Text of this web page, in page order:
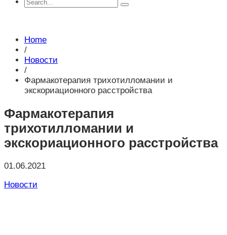
Home
/
Новости
/
Фармакотерапия трихотилломании и
экскориационного расстройства
Фармакотерапия
трихотилломании и
экскориационного расстройства
01.06.2021
Новости